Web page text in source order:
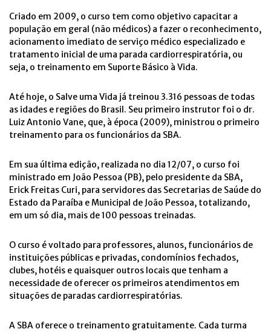
Criado em 2009, o curso tem como objetivo capacitar a
população em geral (não médicos) a fazer o reconhecimento,
acionamento imediato de serviço médico especializado e
tratamento inicial de uma parada cardiorrespiratória, ou
seja, o treinamento em Suporte Básico à Vida.
Até hoje, o Salve uma Vida já treinou 3.316 pessoas de todas
as idades e regiões do Brasil. Seu primeiro instrutor foi o dr.
Luiz Antonio Vane, que, à época (2009), ministrou o primeiro
treinamento para os funcionários da SBA.
Em sua última edição, realizada no dia 12/07, o curso foi
ministrado em João Pessoa (PB), pelo presidente da SBA,
Erick Freitas Curi, para servidores das Secretarias de Saúde do
Estado da Paraíba e Municipal de João Pessoa, totalizando,
em um só dia, mais de 100 pessoas treinadas.
O curso é voltado para professores, alunos, funcionários de
instituições públicas e privadas, condomínios fechados,
clubes, hotéis e quaisquer outros locais que tenham a
necessidade de oferecer os primeiros atendimentos em
situações de paradas cardiorrespiratórias.
A SBA oferece o treinamento gratuitamente. Cada turma